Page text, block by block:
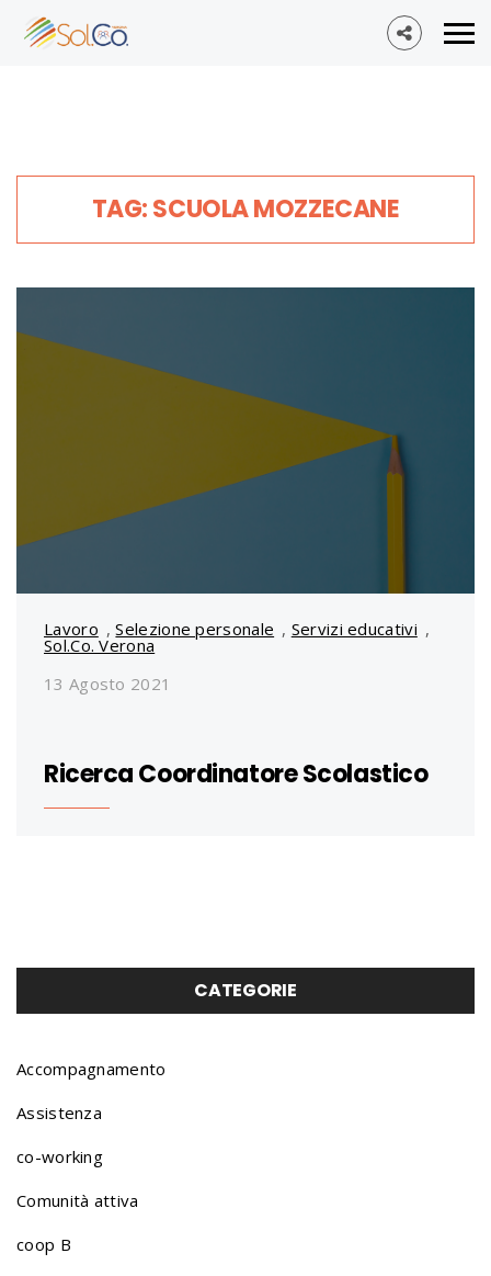
TAG: SCUOLA MOZZECANE
Lavoro ,Selezione personale , Servizi educativi ,
Sol.Co. Verona
13 Agosto 2021
Ricerca Coordinatore Scolastico
CATEGORIE
Accompagnamento
Assistenza
co-working
Comunità attiva
coop B